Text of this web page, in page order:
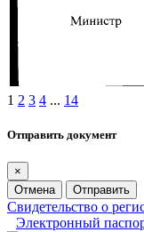
1 2 3 4 ... 14
Отправить документ
×
Отмена
Отправить
Свидетельство о
Электронный